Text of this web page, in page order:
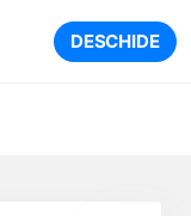
DESCHIDE